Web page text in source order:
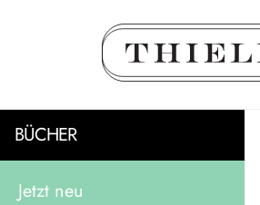
BÜCHER
Jetzt neu